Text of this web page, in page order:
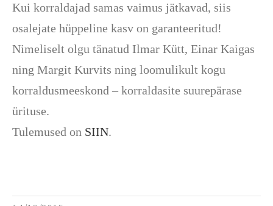
Kui korraldajad samas vaimus jätkavad, siis
osalejate hüppeline kasv on garanteeritud!
Nimeliselt olgu tänatud Ilmar Kütt, Einar Kaigas
ning Margit Kurvits ning loomulikult kogu
korraldusmeeskond – korraldasite suurepärase
ürituse.
Tulemused on SIIN.